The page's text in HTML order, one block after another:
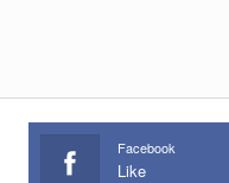
Facebook
Like